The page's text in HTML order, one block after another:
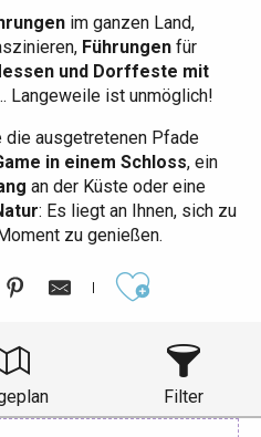
im ganzen Land,
Führungen für
und Dorffeste mit
Langeweile ist unmöglich!
die ausgetretenen Pfade
in einem Schloss, ein
an der Küste oder eine
: Es liegt an Ihnen, sich zu
zu genießen.
Filter